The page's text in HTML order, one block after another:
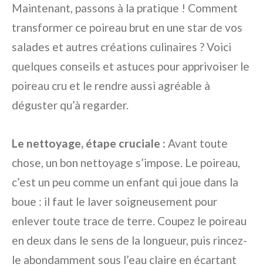
Maintenant, passons à la pratique ! Comment
transformer ce poireau brut en une star de vos
salades et autres créations culinaires ? Voici
quelques conseils et astuces pour apprivoiser le
poireau cru et le rendre aussi agréable à
déguster qu’à regarder.
Le nettoyage, étape cruciale : Avant toute
chose, un bon nettoyage s’impose. Le poireau,
c’est un peu comme un enfant qui joue dans la
boue : il faut le laver soigneusement pour
enlever toute trace de terre. Coupez le poireau
en deux dans le sens de la longueur, puis rincez-
le abondamment sous l’eau claire en écartant